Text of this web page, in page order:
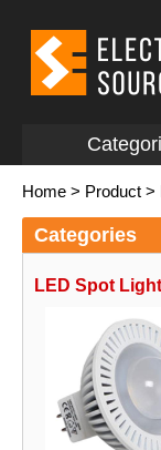
Home > Product >
Categories
LED Spot Light